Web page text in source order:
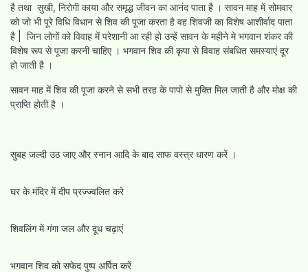
है तथा सुखी, निरोगी काया और समृद्ध जीवन का आनंद पाता है । सावन माह में सोमवार
को जो भी पूरे विधि विधान से शिव की पूजा करता है वह शिवजी का विशेष आशीर्वाद पाता
है | जिन लोगों को विवाह में परेशानी आ रही हो उन्हें सावन के महीने मे भगवान शंकर की
विशेष रूप से पूजा करनी चाहिए । भगवान शिव की कृपा से विवाह संबधित समस्याएं दूर
हो जाती है ।
सावन माह में शिव की पूजा करने से सभी तरह के पापो से मुक्ति मिल जाती है और मोक्ष की
प्राप्ति होती है ।
सुबह जल्दी उठ जाए और स्नान आदि के बाद साफ वस्त्र धारण करें ।
घर के मंदिर में दीप प्रज्ज्वलित करे
शिवलिंग में गंगा जल और दूध चढ़ाएं
भगवान शिव को सफेद पुष्प अर्पित करें